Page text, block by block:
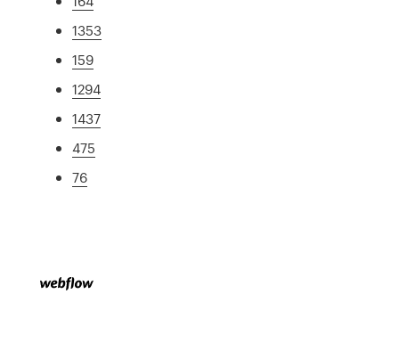
1353
159
1294
1437
475
76